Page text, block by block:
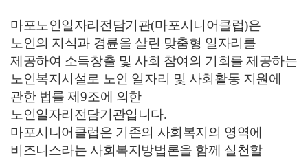
마포노인일자리전담기관(마포시니어클럽)은
노인의 지식과 경륜을 살린 맞춤형 일자리를
제공하여 소득창출 및 사회 참여의 기회를 제공하는
노인복지시설로 노인 일자리 및 사회활동 지원에
관한 법률 제9조에 의한
노인일자리전담기관입니다.
마포시니어클럽은 기존의 사회복지의 영역에
비즈니스라는 사회복지방법론을 함께 실천할